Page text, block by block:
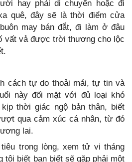
hay phải di chuyển hoặc đi
quê, đây sẽ là thời điểm cửa
may bán đắt, đi làm ở đâu
vất vả được trời thương cho lộc
cách tự do thoải mái, tự tin và
này đối mặt với đủ loại khó
thời giác ngộ bản thân, biết
qua cảm xúc cá nhân, từ đó
lai.
trong lòng, xem tử vi tháng
tôi biết bạn biết sẽ gặp phải một